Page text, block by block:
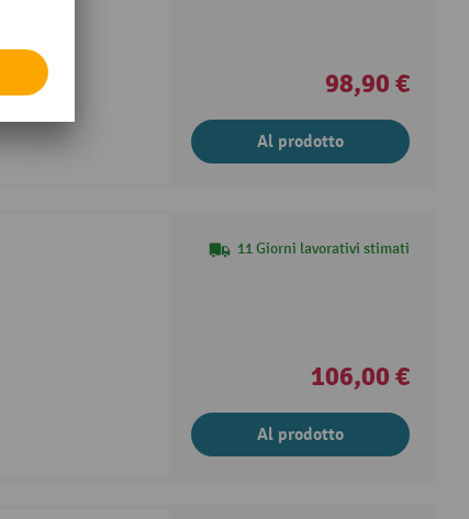
98,90 €
Al prodotto
11 Giorni lavorativi stimati
106,00 €
Al prodotto